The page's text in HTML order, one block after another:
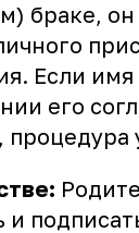
браке,
Если
его
процедура
и